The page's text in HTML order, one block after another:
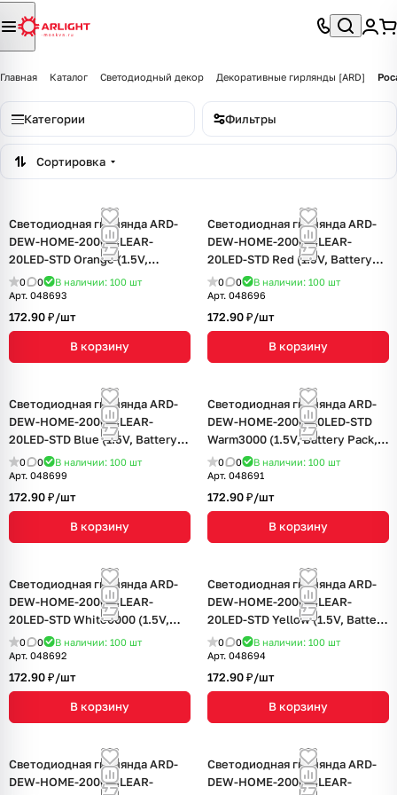
Главная Каталог Светодиодный декор Декоративные гирлянды [ARD]
Категории Фильтры
Сортировка
Светодиодная гирлянда ARD-
DEW-HOME-2000-CLEAR-
20LED-STD Orange (1.5V,
Battery Pack, Cork) (Ardecoled,
IP20)
0 0 В наличии: 100 шт
Арт. 048693
172.90 ₽/шт
В корзину
Светодиодная гирлянда ARD-
DEW-HOME-2000-CLEAR-
20LED-STD Red (1.5V, Battery
Pack, Cork) (Ardecoled, IP20)
0 0 В наличии: 100 шт
Арт. 048696
172.90 ₽/шт
В корзину
Светодиодная гирлянда ARD-
DEW-HOME-2000-CLEAR-
20LED-STD Blue (1.5V, Battery
Pack, Cork) (Ardecoled, IP20)
0 0 В наличии: 100 шт
Арт. 048699
172.90 ₽/шт
В корзину
Светодиодная гирлянда ARD-
DEW-HOME-2000-20LED-STD
Warm3000 (1.5V, Battery Pack,
Cork) (Ardecoled, IP20)
0 0 В наличии: 100 шт
Арт. 048691
172.90 ₽/шт
В корзину
Светодиодная гирлянда ARD-
DEW-HOME-2000-CLEAR-
20LED-STD White6000 (1.5V,
Battery Pack, Cork) (Ardecoled,
IP20)
0 0 В наличии: 100 шт
Арт. 048692
172.90 ₽/шт
В корзину
Светодиодная гирлянда ARD-
DEW-HOME-2000-CLEAR-
20LED-STD Yellow (1.5V, Battery
Pack, Cork) (Ardecoled, IP20)
0 0 В наличии: 100 шт
Арт. 048694
172.90 ₽/шт
В корзину
Светодиодная гирлянда ARD-
DEW-HOME-2000-CLEAR-
Светодиодная гирлянда ARD-
DEW-HOME-2000-CLEAR-